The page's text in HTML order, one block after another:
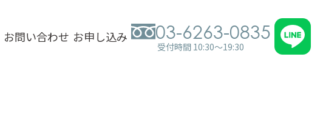
お問い合わせ お申し込み 03-6263-0835
受付時間 10:30～19:30